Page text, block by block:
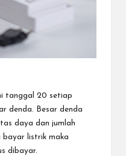
tanggal 20 setiap
denda. Besar denda
daya dan jumlah
bayar listrik maka
dibayar.